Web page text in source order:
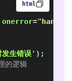
html
onerror="
生错误' ) ;
的逻辑